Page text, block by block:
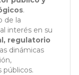
.
de la
interés en su
regulatorio
dinámicas
públicos.